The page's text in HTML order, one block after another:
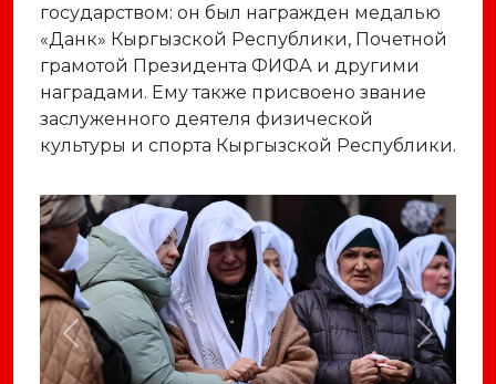
государством: он был награжден медалью
«Данк» Кыргызской Республики, Почетной
грамотой Президента ФИФА и другими
наградами. Ему также присвоено звание
заслуженного деятеля физической
культуры и спорта Кыргызской Республики.
Previous Next